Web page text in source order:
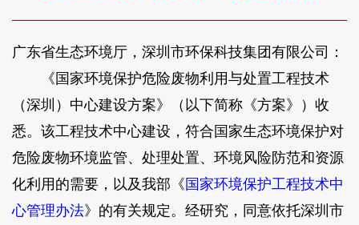
广东省生态环境厅，深圳市环保科技集团有限公司：
《国家环境保护危险废物利用与处置工程技术
（深圳）中心建设方案》（以下简称《方案》）收
悉。该工程技术中心建设，符合国家生态环境保护对
危险废物环境监管、处理处置、环境风险防范和资源
化利用的需要，以及我部《 国家环境保护工程技术中
心管理办法》的有关规定。经研究，同意依托深圳市